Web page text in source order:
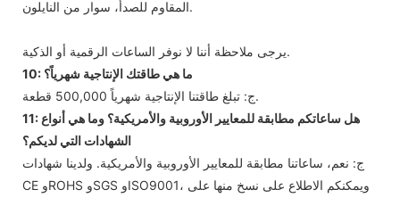
المقاوم للصدأ، سوار من النايلون.
يرجى ملاحظة أننا لا نوفر الساعات الرقمية أو الذكية.
10: ما هي طاقتك الإنتاجية شهرياً؟
ج: تبلغ طاقتنا الإنتاجية شهرياً 500,000 قطعة.
11: هل ساعاتكم مطابقة للمعايير الأوروبية والأمريكية؟ وما هي أنواع
الشهادات التي لديكم؟
ج: نعم، ساعاتنا مطابقة للمعايير الأوروبية والأمريكية. ولدينا شهادات
CE وROHS وSGS وISO9001، ويمكنكم الاطلاع على نسخ منها على